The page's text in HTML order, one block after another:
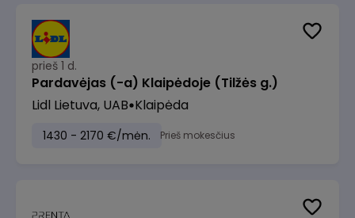
prieš 1 d.
Pardavėjas (-a) Klaipėdoje (Tilžės g.)
Lidl Lietuva, UAB Klaipėda
1430 - 2170 €/mėn. Prieš mokesčius